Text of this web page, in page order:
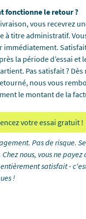
fonctionne le retour ?
vous recevrez
à titre administratif.
immédiatement.
la période d’essai et
Pas satisfait ?
nous vous
le montant de la
votre essai gratuit !
Pas de risque.
nous, vous ne payez
entièrement satisfait -
!